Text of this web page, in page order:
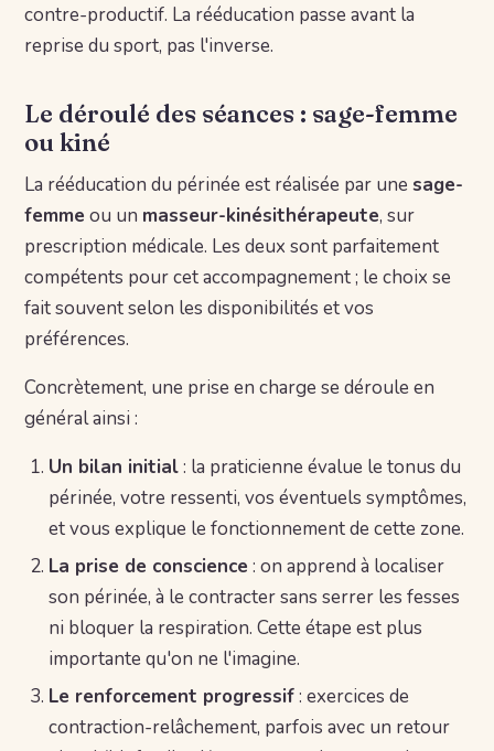
contre-productif. La rééducation passe avant la
reprise du sport, pas l'inverse.
Le déroulé des séances : sage-femme
ou kiné
La rééducation du périnée est réalisée par une sage-
femme ou un masseur-kinésithérapeute, sur
prescription médicale. Les deux sont parfaitement
compétents pour cet accompagnement ; le choix se
fait souvent selon les disponibilités et vos
préférences.
Concrètement, une prise en charge se déroule en
général ainsi :
Un bilan initial: la praticienne évalue le tonus du
périnée, votre ressenti, vos éventuels symptômes,
et vous explique le fonctionnement de cette zone.
La prise de conscience : on apprend à localiser
son périnée, à le contracter sans serrer les fesses
ni bloquer la respiration. Cette étape est plus
importante qu'on ne l'imagine.
Le renforcement progressif: exercices de
contraction-relâchement, parfois avec un retour